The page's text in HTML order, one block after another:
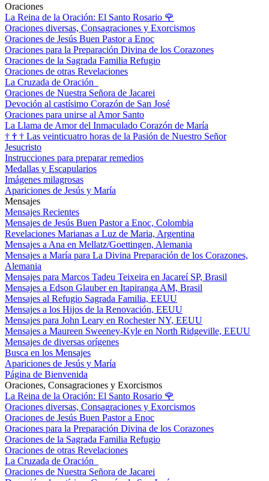
Oraciones
La Reina de la Oración: El Santo Rosario 🌹
Oraciones diversas, Consagraciones y Exorcismos
Oraciones de Jesús Buen Pastor a Enoc
Oraciones para la Preparación Divina de los Corazones
Oraciones de la Sagrada Familia Refugio
Oraciones de otras Revelaciones
La Cruzada de Oración
Oraciones de Nuestra Señora de Jacarei
Devoción al castísimo Corazón de San José
Oraciones para unirse al Amor Santo
La Llama de Amor del Inmaculado Corazón de María
† † † Las veinticuatro horas de la Pasión de Nuestro Señor
Jesucristo
Instrucciones para preparar remedios
Medallas y Escapularios
Imágenes milagrosas
Apariciones de Jesús y María
Mensajes
Mensajes Recientes
Mensajes de Jesús Buen Pastor a Enoc, Colombia
Revelaciones Marianas a Luz de Maria, Argentina
Mensajes a Ana en Mellatz/Goettingen, Alemania
Mensajes a María para La Divina Preparación de los Corazones,
Alemania
Mensajes para Marcos Tadeu Teixeira en Jacareí SP, Brasil
Mensajes a Edson Glauber en Itapiranga AM, Brasil
Mensajes al Refugio Sagrada Familia, EEUU
Mensajes a los Hijos de la Renovación, EEUU
Mensajes para John Leary en Rochester NY, EEUU
Mensajes a Maureen Sweeney-Kyle en North Ridgeville, EEUU
Mensajes de diversas orígenes
Busca en los Mensajes
Apariciones de Jesús y María
Página de Bienvenida
Oraciones, Consagraciones y Exorcismos
La Reina de la Oración: El Santo Rosario 🌹
Oraciones diversas, Consagraciones y Exorcismos
Oraciones de Jesús Buen Pastor a Enoc
Oraciones para la Preparación Divina de los Corazones
Oraciones de la Sagrada Familia Refugio
Oraciones de otras Revelaciones
La Cruzada de Oración
Oraciones de Nuestra Señora de Jacarei